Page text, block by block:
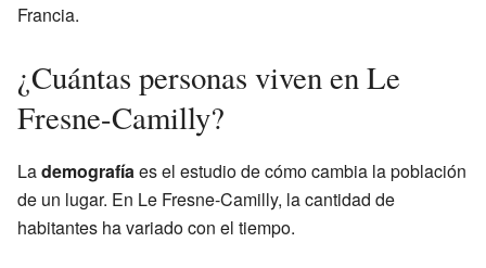
Francia.
¿Cuántas personas viven en Le
Fresne-Camilly?
Lademografíaes el estudio de cómo cambia la población
de un lugar. En Le Fresne-Camilly, la cantidad de
habitantes ha variado con el tiempo.